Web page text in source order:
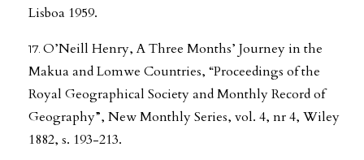
Lisboa 1959.
O’Neill Henry, A Three Months’ Journey in the
Makua and Lomwe Countries, “Proceedings of the
Royal Geographical Society and Monthly Record of
Geography”, New Monthly Series, vol. 4, nr 4, Wiley
1882, s. 193-213.